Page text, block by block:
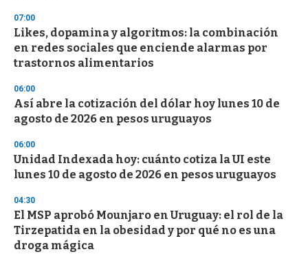
07:00
Likes, dopamina y algoritmos: la combinación
en redes sociales que enciende alarmas por
trastornos alimentarios
06:00
Así abre la cotización del dólar hoy lunes 10 de
agosto de 2026 en pesos uruguayos
06:00
Unidad Indexada hoy: cuánto cotiza la UI este
lunes 10 de agosto de 2026 en pesos uruguayos
04:30
El MSP aprobó Mounjaro en Uruguay: el rol de la
Tirzepatida en la obesidad y por qué no es una
droga mágica